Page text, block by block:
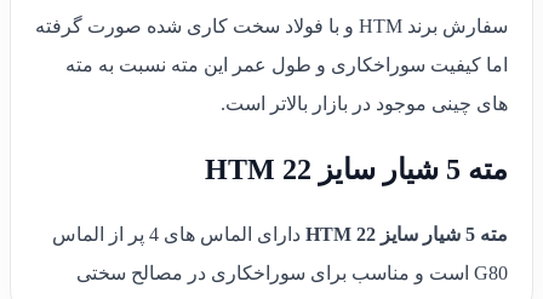
سفارش برند HTM و با فولاد سخت کاری شده صورت گرفته
اما کیفیت سوراخکاری و طول عمر این مته نسبت به مته
های چینی موجود در بازار بالاتر است.
مته 5 شیار سایز 22 HTM
مته 5 شیار سایز 22 HTM
دارای الماس های 4 پر از الماس
G80 است و مناسب برای سوراخکاری در مصالح سختی